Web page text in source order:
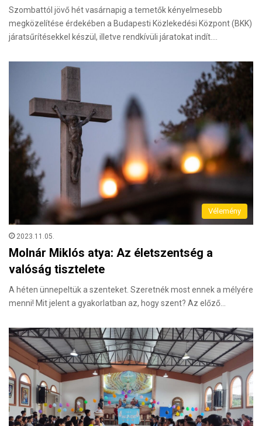
Szombattól jövő hét vasárnapig a temetők kényelmesebb
megközelítése érdekében a Budapesti Közlekedési Központ (BKK)
járatsűrítésekkel készül, illetve rendkívüli járatokat indít.…
Vélemény
2023.11.05.
Molnár Miklós atya: Az életszentség a
valóság tisztelete
A héten ünnepeltük a szenteket. Szeretnék most ennek a mélyére
menni! Mit jelent a gyakorlatban az, hogy szent? Az előző…